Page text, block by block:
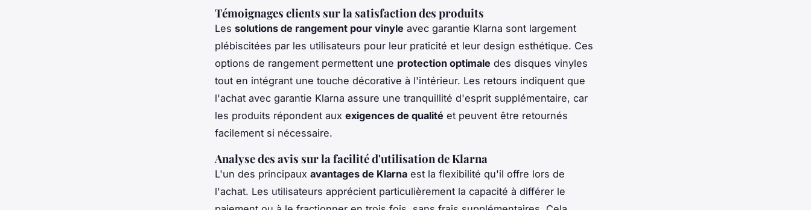
Témoignages clients sur la satisfaction des produits
Les solutions de rangement pour vinyle avec garantie Klarna sont largement
plébiscitées par les utilisateurs pour leur praticité et leur design esthétique. Ces
options de rangement permettent une protection optimale des disques vinyles
tout en intégrant une touche décorative à l'intérieur. Les retours indiquent que
l'achat avec garantie Klarna assure une tranquillité d'esprit supplémentaire, car
les produits répondent aux exigences de qualité et peuvent être retournés
facilement si nécessaire.
Analyse des avis sur la facilité d'utilisation de Klarna
L'un des principaux avantages de Klarna est la flexibilité qu'il offre lors de
l'achat. Les utilisateurs apprécient particulièrement la capacité à différer le